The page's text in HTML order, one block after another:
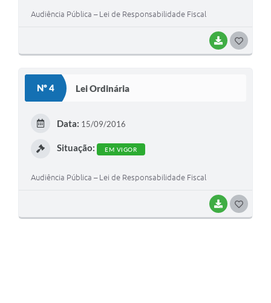
Contato
BAIXAR
Audiência Pública – Lei de Responsabilidade Fiscal
Nº 4 Lei Ordinária
BAIXAR
Data: 15/09/2016
Situação: EM VIGOR
Audiência Pública – Lei de Responsabilidade Fiscal